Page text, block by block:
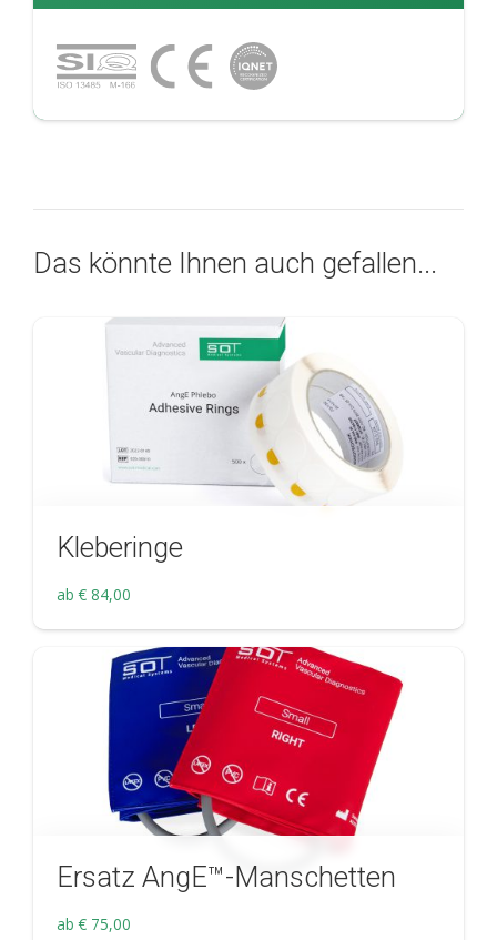
Das könnte Ihnen auch gefallen...
Kleberinge
ab€ 84,00
Ersatz AngE™-Manschetten
ab€ 75,00